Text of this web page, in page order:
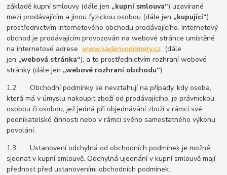
základě kupní smlouvy (dále jen „kupní smlouva“) uzavírané
mezi prodávajícím a jinou fyzickou osobou (dále jen „kupující“)
prostřednictvím internetového obchodu prodávajícího. Internetový
obchod je prodávajícím provozován na webové stránce umístěné
na internetové adresewww.kadenvodomery.cz (dále
jen „webová stránka“), a to prostřednictvím rozhraní webové
stránky (dále jen „webové rozhraní obchodu“).
1.2. Obchodní podmínky se nevztahují na případy, kdy osoba,
která má v úmyslu nakoupit zboží od prodávajícího, je právnickou
osobou či osobou, jež jedná při objednávání zboží v rámci své
podnikatelské činnosti nebo v rámci svého samostatného výkonu
povolání.
1.3. Ustanovení odchylná od obchodních podmínek je možné
sjednat v kupní smlouvě. Odchylná ujednání v kupní smlouvě mají
přednost před ustanoveními obchodních podmínek.